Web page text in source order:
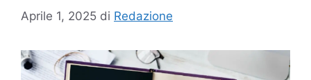
Aprile 1, 2025 di Redazione